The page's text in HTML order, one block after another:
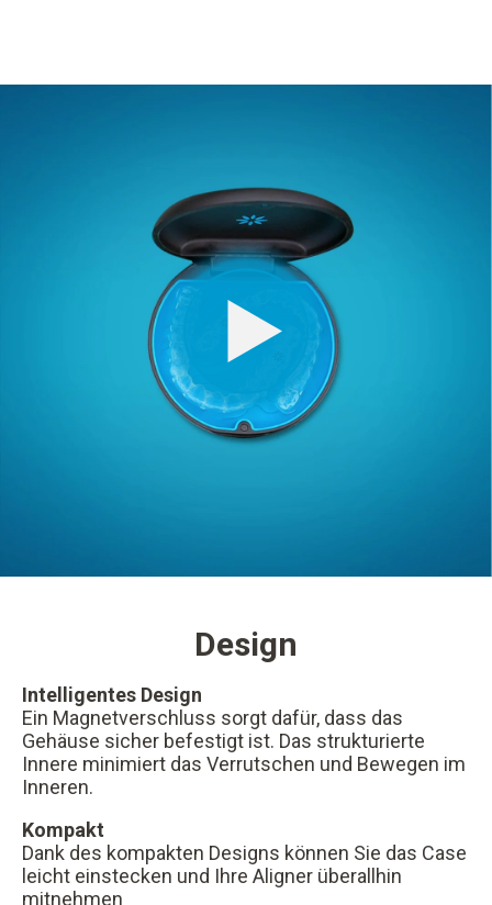
Design
Intelligentes Design
Ein Magnetverschluss sorgt dafür, dass das
Gehäuse sicher befestigt ist. Das strukturierte
Innere minimiert das Verrutschen und Bewegen im
Inneren.
Kompakt
Dank des kompakten Designs können Sie das Case
leicht einstecken und Ihre Aligner überallhin
mitnehmen